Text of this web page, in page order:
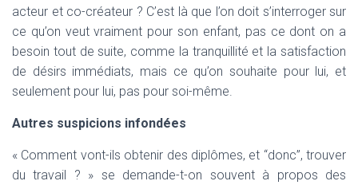
acteur et co-créateur ? C’est là que l’on doit s’interroger sur
ce qu’on veut vraiment pour son enfant, pas ce dont on a
besoin tout de suite, comme la tranquillité et la satisfaction
de désirs immédiats, mais ce qu’on souhaite pour lui, et
seulement pour lui, pas pour soi-même.
Autres suspicions infondées
« Comment vont-ils obtenir des diplômes, et “donc”, trouver
du travail ? » se demande-t-on souvent à propos des